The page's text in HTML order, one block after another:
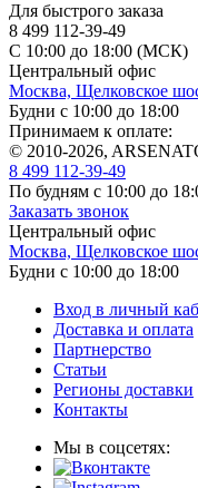
Для быстрого заказа
8 499 112-39-49
С 10:00 до 18:00 (МСК)
Центральный офис
Москва, Щелковское
Будни с 10:00 до 18:00
Принимаем к оплате:
© 2010-2026,
8 499 112-39-49
По будням с 10:00 до
Заказать звонок
Центральный офис
Москва, Щелковское
Будни с 10:00 до 18:00
Вход в личный
Доставка и оплата
Партнерство
Статьи
Регионы доставки
Контакты
Мы в соцсетях: